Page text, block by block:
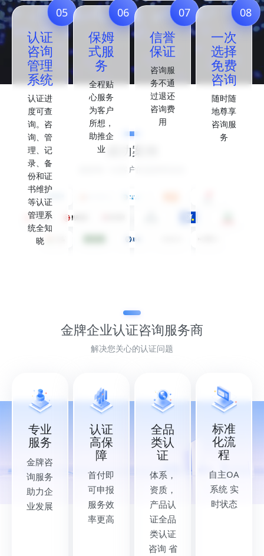
05
认证
咨询
管理
系统
认证进
度可查
询。咨
询、管
理、记
录、备
份和证
书维护
等认证
管理系
统全知
晓
06
保姆
式服
务
全程贴
心服务
为客户
所想，
助推企
业
07
信誉
保证
咨询服
务不通
过退还
咨询费
用
08
一次
选择
免费
咨询
随时随
地尊享
咨询服
务
成功案例
感谢每一位客户的选择和信任
金牌企业认证咨询服务商
解决您关心的认证问题
专业
服务
金牌咨
询服务
助力企
业发展
认证
高保
障
首付即
可申报
服务效
率更高
全品
类认
证
体系，
资质，
产品认
证全品
类认证
咨询 省
标准
化流
程
自主OA
系统 实
时状态